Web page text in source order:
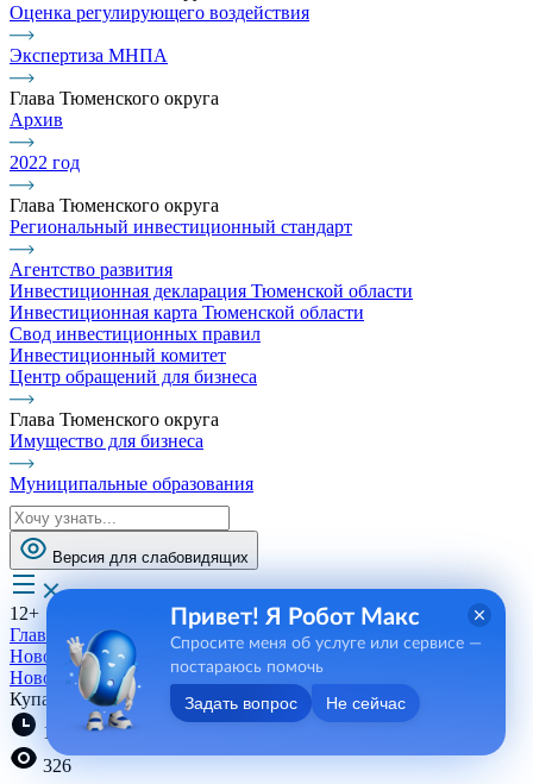
Оценка регулирующего воздействия
Экспертиза МНПА
Глава Тюменского округа
Архив
2022 год
Глава Тюменского округа
Региональный инвестиционный стандарт
Агентство развития
Инвестиционная декларация Тюменской области
Инвестиционная карта Тюменской области
Свод инвестиционных правил
Инвестиционный комитет
Центр обращений для бизнеса
Глава Тюменского округа
Имущество для бизнеса
Муниципальные образования
Версия для слабовидящих
12+
Главная
Новости, пресса, события
Новости
Купание без происшествий
11:23 07.07.2023
326
Привет! Я Робот Макс
Спросите меня об услуге или сервисе —
постараюсь помочь
Задать вопрос Не сейчас